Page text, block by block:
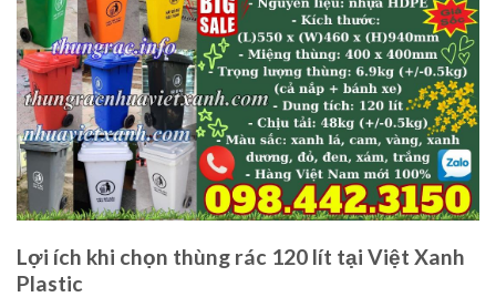
Lợi ích khi chọn thùng rác 120 lít tại Việt Xanh
Plastic